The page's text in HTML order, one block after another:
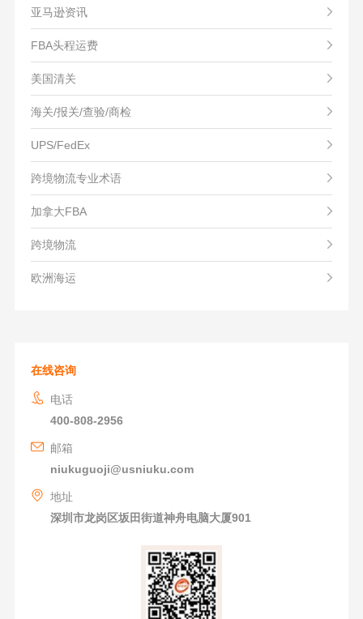
亚马逊资讯
FBA头程运费
美国清关
海关/报关/查验/商检
UPS/FedEx
跨境物流专业术语
加拿大FBA
跨境物流
欧洲海运
在线咨询
电话
400-808-2956
邮箱
niukuguoji@usniuku.com
地址
深圳市龙岗区坂田街道神舟电脑大厦901